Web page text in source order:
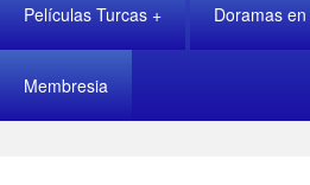
Películas Turcas Doramas
Membresia